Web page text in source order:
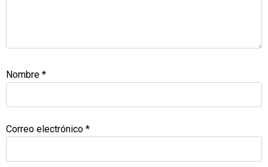
Nombre *
Correo electrónico *